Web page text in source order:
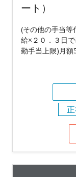
ート）
(その他の手当等
給×２０．３日
勤手当上限)月額